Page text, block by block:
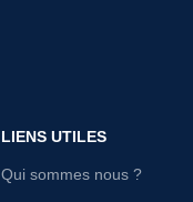
LIENS UTILES
Qui sommes nous ?